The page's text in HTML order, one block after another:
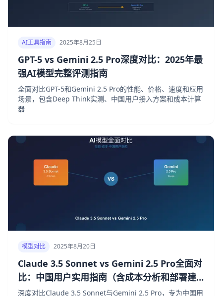
AI工具指南 2025年8月25日
GPT-5 vs Gemini 2.5 Pro深度对比：2025年最
强AI模型完整评测指南
全面对比GPT-5和Gemini 2.5 Pro的性能、价格、速度和应用
场景，包含Deep Think实测、中国用户接入方案和成本计算
器
模型对比 2025年8月20日
Claude 3.5 Sonnet vs Gemini 2.5 Pro全面对
比：中国用户实用指南（含成本分析和部署建
议）
深度对比Claude 3.5 Sonnet与Gemini 2.5 Pro，专为中国用